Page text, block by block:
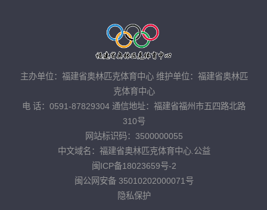
主办单位：福建省奥林匹克体育中心 维护单位：福建省奥林匹
克体育中心
电 话：0591-87829304 通信地址：福建省福州市五四路北路
310号
网站标识码：3500000055
中文域名：福建省奥林匹克体育中心.公益
闽ICP备18023659号-2
闽公网安备 35010202000071号
隐私保护